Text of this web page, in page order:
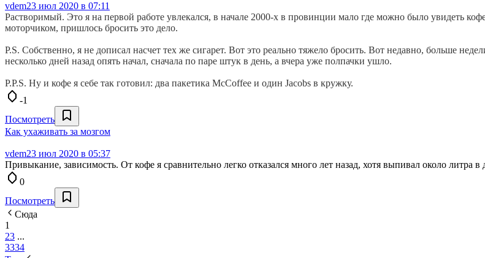
vdem23 июл 2020 в 07:11
Растворимый. Это я на первой работе увлекался, в начале 2000-х в провинции мало где можно было увидеть
моторчиком, пришлось бросить это дело.
P.S. Собственно, я не дописал насчет тех же сигарет. Вот это реально тяжело бросить. Вот недавно, больше
несколько дней назад опять начал, сначала по паре штук в день, а вчера уже полпачки ушло.
P.P.S. Ну и кофе я себе так готовил: два пакетика McCoffee и один Jacobs в кружку.
-1
Посмотреть
Как ухаживать за мозгом
vdem23 июл 2020 в 05:37
Привыкание, зависимость. От кофе я сравнительно легко отказался много лет назад, хотя выпивал около литра в
0
Посмотреть
Сюда
1
23 ...
3334